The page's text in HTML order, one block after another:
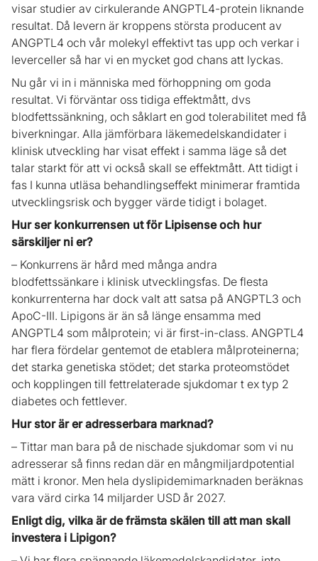
visar studier av cirkulerande ANGPTL4-protein liknande
resultat. Då levern är kroppens största producent av
ANGPTL4 och vår molekyl effektivt tas upp och verkar i
leverceller så har vi en mycket god chans att lyckas.
Nu går vi in i människa med förhoppning om goda
resultat. Vi förväntar oss tidiga effektmått, dvs
blodfettssänkning, och såklart en god tolerabilitet med få
biverkningar. Alla jämförbara läkemedelskandidater i
klinisk utveckling har visat effekt i samma läge så det
talar starkt för att vi också skall se effektmått. Att tidigt i
fas I kunna utläsa behandlingseffekt minimerar framtida
utvecklingsrisk och bygger värde tidigt i bolaget.
Hur ser konkurrensen ut för Lipisense och hur
särskiljer ni er?
– Konkurrens är hård med många andra
blodfettssänkare i klinisk utvecklingsfas. De flesta
konkurrenterna har dock valt att satsa på ANGPTL3 och
ApoC-III. Lipigons är än så länge ensamma med
ANGPTL4 som målprotein; vi är first-in-class. ANGPTL4
har flera fördelar gentemot de etablera målproteinerna;
det starka genetiska stödet; det starka proteomstödet
och kopplingen till fettrelaterade sjukdomar t ex typ 2
diabetes och fettlever.
Hur stor är er adresserbara marknad?
– Tittar man bara på de nischade sjukdomar som vi nu
adresserar så finns redan där en mångmiljardpotential
mätt i kronor. Men hela dyslipidemimarknaden beräknas
vara värd cirka 14 miljarder USD år 2027.
Enligt dig, vilka är de främsta skälen till att man skall
investera i Lipigon?